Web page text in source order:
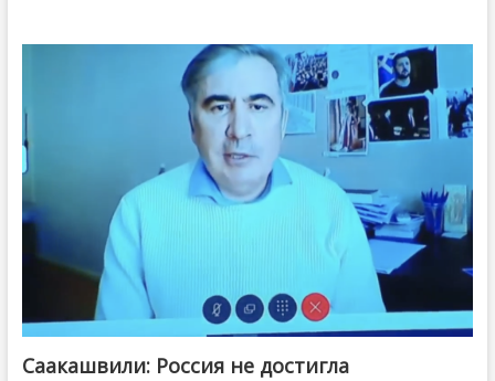
Саакашвили: Россия не достигла